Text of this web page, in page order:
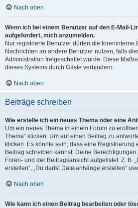
Nach oben
Wenn ich bei einem Benutzer auf den E-Mail-
aufgefordert, mich anzumelden.
Nur registrierte Benutzer dürfen die foreninterne
Nachrichten an andere Benutzer nutzen, falls
Administration freigeschaltet wurde. Diese
dieses Systems durch Gäste verhindern.
Nach oben
Beiträge schreiben
Wie erstelle ich ein neues Thema oder eine
Um ein neues Thema in einem Forum zu
Thema“ klicken. Um auf einen Beitrag zu
klicken. Es könnte sein, dass eine Registrierung
Beitrag schreiben kannst. Deine
Foren- und der Beitragsansicht aufgelistet. Z. B.
erstellen“, „Du darfst Dateianhänge erstellen“
Nach oben
Wie kann ich einen Beitrag bearbeiten oder